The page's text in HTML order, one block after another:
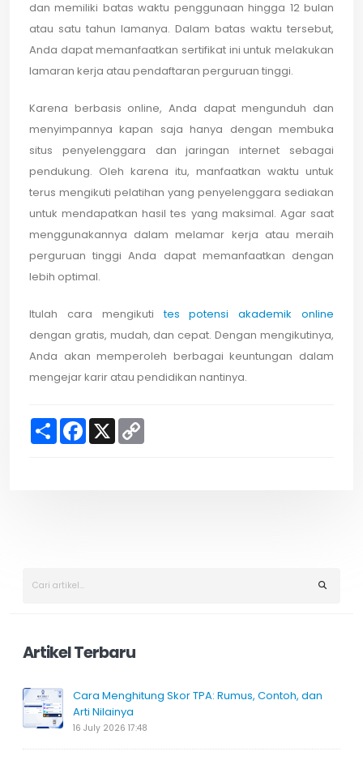
dan memiliki batas waktu penggunaan hingga 12 bulan
atau satu tahun lamanya. Dalam batas waktu tersebut,
Anda dapat memanfaatkan sertifikat ini untuk melakukan
lamaran kerja atau pendaftaran perguruan tinggi.
Karena berbasis online, Anda dapat mengunduh dan
menyimpannya kapan saja hanya dengan membuka
situs penyelenggara dan jaringan internet sebagai
pendukung. Oleh karena itu, manfaatkan waktu untuk
terus mengikuti pelatihan yang penyelenggara sediakan
untuk mendapatkan hasil tes yang maksimal. Agar saat
menggunakannya dalam melamar kerja atau meraih
perguruan tinggi Anda dapat memanfaatkan dengan
lebih optimal.
Itulah cara mengikutites potensi akademik online
dengan gratis, mudah, dan cepat. Dengan mengikutinya,
Anda akan memperoleh berbagai keuntungan dalam
mengejar karir atau pendidikan nantinya.
S
F
X
Artikel Terbaru
Cara Menghitung Skor TPA: Rumus, Contoh, dan
Arti Nilainya
16 July 2026 17:48